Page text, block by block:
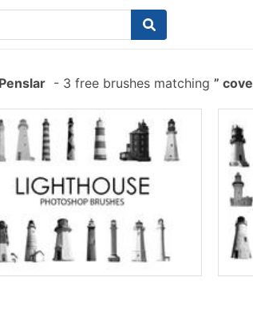
- 3 free brushes matching cove